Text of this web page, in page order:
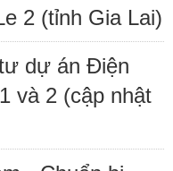
2 (tỉnh Gia Lai)
dự án Điện
và 2 (cập nhật